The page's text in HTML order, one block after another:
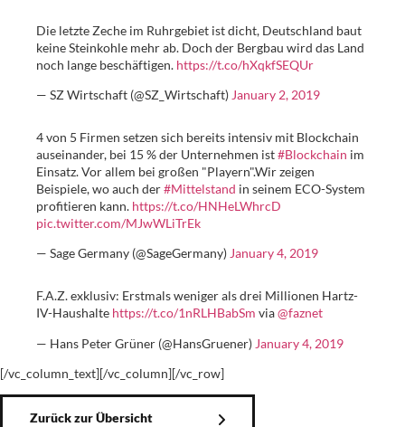
Die letzte Zeche im Ruhrgebiet ist dicht, Deutschland baut
keine Steinkohle mehr ab. Doch der Bergbau wird das Land
noch lange beschäftigen. https://t.co/hXqkfSEQUr
— SZ Wirtschaft (@SZ_Wirtschaft) January 2, 2019
4 von 5 Firmen setzen sich bereits intensiv mit Blockchain
auseinander, bei 15 % der Unternehmen ist#Blockchain im
Einsatz. Vor allem bei großen "Playern".Wir zeigen
Beispiele, wo auch der#Mittelstand in seinem ECO-System
profitieren kann. https://t.co/HNHeLWhrcD
pic.twitter.com/MJwWLiTrEk
— Sage Germany (@SageGermany)January 4, 2019
F.A.Z. exklusiv: Erstmals weniger als drei Millionen Hartz-
IV-Haushalte https://t.co/1nRLHBabSm via@faznet
— Hans Peter Grüner (@HansGruener) January 4, 2019
[/vc_column_text][/vc_column][/vc_row]
Zurück zur Übersicht